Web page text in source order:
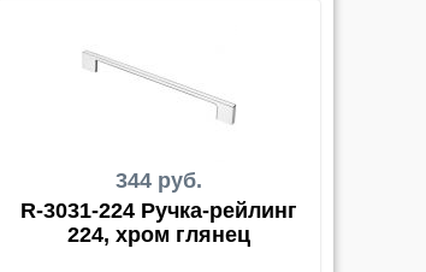
344 руб.
R-3031-224 Ручка-рейлинг
224, хром глянец